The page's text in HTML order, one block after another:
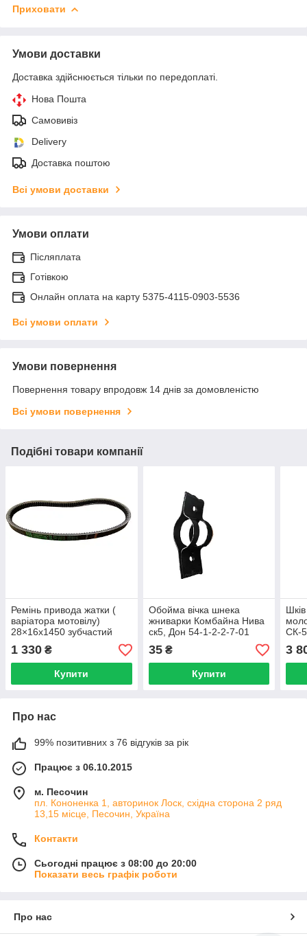
Приховати
Умови доставки
Доставка здійснюється тільки по передоплаті.
Нова Пошта
Самовивіз
Delivery
Доставка поштою
Всі умови доставки
Умови оплати
Післяплата
Готівкою
Онлайн оплата на карту 5375-4115-0903-5536
Всі умови оплати
Умови повернення
Повернення товару впродовж 14 днів за домовленістю
Всі умови повернення
Подібні товари компанії
Ремінь привода жатки (
варіатора мотовілу)
28×16х1450 зубчастий
комбайн Нива СК-5 PIX
(ПІКС) Індія
1 330 ₴
Купити
Обойма вічка шнека
жниварки Комбайна Нива
ск5, Дон 54-1-2-2-7-01
товщина 1мм
35₴
Купити
СК-
3
Про нас
99% позитивних з 76 відгуків за рік
Працює з 06.10.2015
м. Песочин
пл. Кононенка 1, авторинок Лоск, східна сторона 2 ряд
13,15 місце, Песочин, Україна
Контакти
Сьогодні працює з 08:00 до 20:00
Показати весь графік роботи
Про нас